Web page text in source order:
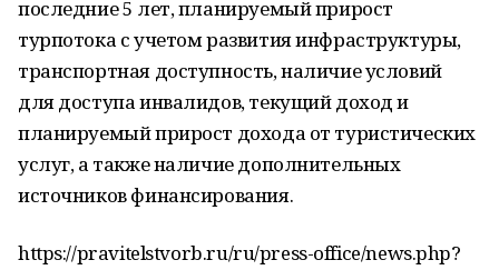
последние 5 лет, планируемый прирост
турпотока с учетом развития инфраструктуры,
транспортная доступность, наличие условий
для доступа инвалидов, текущий доход и
планируемый прирост дохода от туристических
услуг, а также наличие дополнительных
источников финансирования.
https://pravitelstvorb.ru/ru/press-office/news.php?